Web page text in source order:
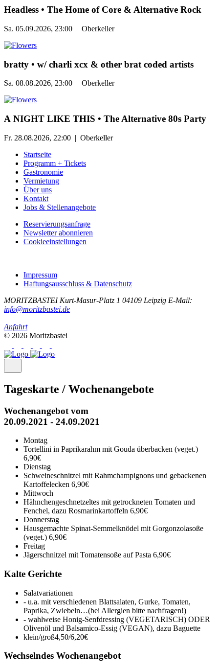
Headless • The Home of Core & Alternative Rock
Sa. 05.09.2026, 23:00 | Oberkeller
bratty • w/ charli xcx & other brat coded artists
Sa. 08.08.2026, 23:00 | Oberkeller
А NIGHT LIKE THIS • The Alternative 80s Party
Fr. 28.08.2026, 22:00 | Oberkeller
Startseite
Programm + Tickets
Gastronomie
Vermietung
Über uns
Kontakt
Jobs & Stellenangebote
Reservierungsanfrage
Newsletter abonnieren
Cookieeinstellungen
Impressum
Haftungsausschluss & Datenschutz
MORITZBASTEI Kurt-Masur-Platz 1 04109 Leipzig E-Mail:
info@moritzbastei.de
Anfahrt
© 2026 Moritzbastei
Tageskarte / Wochenangebote
Wochenangebot vom
20.09.2021 - 24.09.2021
Montag
Tortellini in Paprikarahm mit Gouda überbacken (veget.)
6,90€
Dienstag
Schweineschnitzel mit Rahmchampignons und gebackenen
Kartoffelecken 6,90€
Mittwoch
Hähnchengeschnetzeltes mit getrockneten Tomaten und
Fenchel, dazu Rosmarinkartoffeln 6,90€
Donnerstag
Hausgemachte Spinat-Semmelknödel mit Gorgonzolasoße
(veget.) 6,90€
Freitag
Jägerschnitzel mit Tomatensoße auf Pasta 6,90€
Kalte Gerichte
Salatvariationen
- u.a. mit verschiedenen Blattsalaten, Gurke, Tomaten,
Paprika, Zwiebeln…(bei Allergien bitte nachfragen!)
- wahlweise Honig-Senfdressing (VEGETARISCH) ODER
Olivenöl und Balsamico-Essig (VEGAN), dazu Baguette
klein/groß4,50/6,20€
Wechselndes Wochenangebot